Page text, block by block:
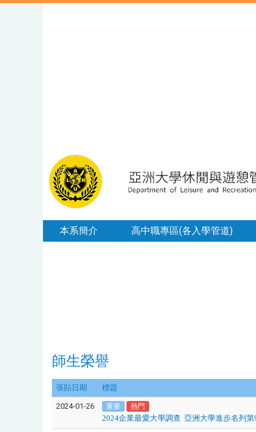
本系簡介 高中職專區(各入學管道)
師生榮譽
張貼日期 標題
2024-01-26 重要 熱門
2024企業最愛大學調查 亞洲大學進步名列第